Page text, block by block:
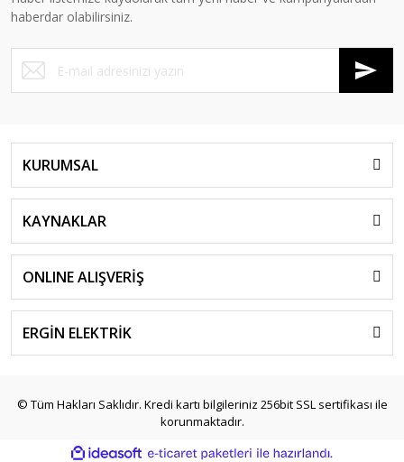
haberdar olabilirsiniz.
KURUMSAL
KAYNAKLAR
ONLINE ALIŞVERİŞ
ERGİN ELEKTRİK
© Tüm Hakları Saklıdır. Kredi kartı bilgileriniz 256bit SSL sertifikası ile
korunmaktadır.
ideasoft e-